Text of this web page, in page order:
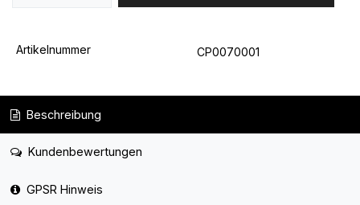
Artikelnummer CP0070001
Beschreibung
Kundenbewertungen
GPSR Hinweis